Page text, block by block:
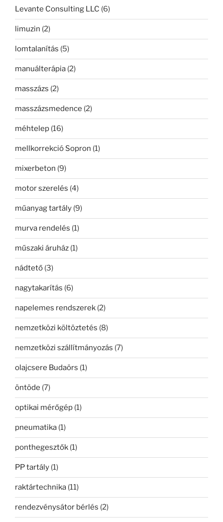
Levante Consulting LLC (6)
limuzin (2)
lomtalanítás (5)
manuálterápia (2)
masszázs (2)
masszázsmedence (2)
méhtelep (16)
mellkorrekció Sopron (1)
mixerbeton (9)
motor szerelés (4)
műanyag tartály (9)
murva rendelés (1)
műszaki áruház (1)
nádtető (3)
nagytakarítás (6)
napelemes rendszerek (2)
nemzetközi költöztetés (8)
nemzetközi szállítmányozás (7)
olajcsere Budaörs (1)
öntöde (7)
optikai mérőgép (1)
pneumatika (1)
ponthegesztők (1)
PP tartály (1)
raktártechnika (11)
rendezvénysátor bérlés (2)